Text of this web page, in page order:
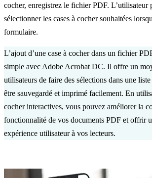
cocher, enregistrez le fichier PDF. L’utilisateur
sélectionner les cases à cocher souhaitées
formulaire.
L’ajout d’une case à cocher dans un fichier
simple avec Adobe Acrobat DC. Il offre un
utilisateurs de faire des sélections dans une
être sauvegardé et imprimé facilement. En
cocher interactives, vous pouvez améliorer la
fonctionnalité de vos documents PDF et offrir
expérience utilisateur à vos lecteurs.